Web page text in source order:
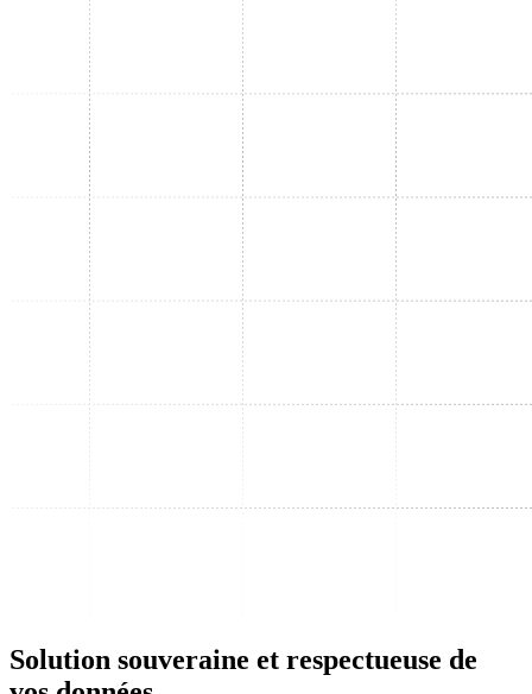
Solution souveraine et respectueuse de